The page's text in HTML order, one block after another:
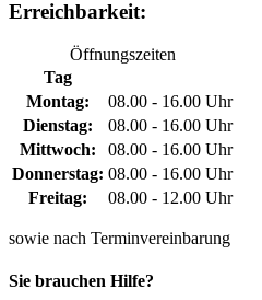
Erreichbarkeit:
Öffnungszeiten
Tag
Montag:
08.00 - 16.00 Uhr
Dienstag:
08.00 - 16.00 Uhr
Mittwoch:
08.00 - 16.00 Uhr
Donnerstag: 08.00 - 16.00 Uhr
Freitag:
08.00 - 12.00 Uhr
sowie nach Terminvereinbarung
Sie brauchen Hilfe?